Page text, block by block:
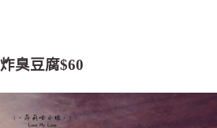
炸臭豆腐$60